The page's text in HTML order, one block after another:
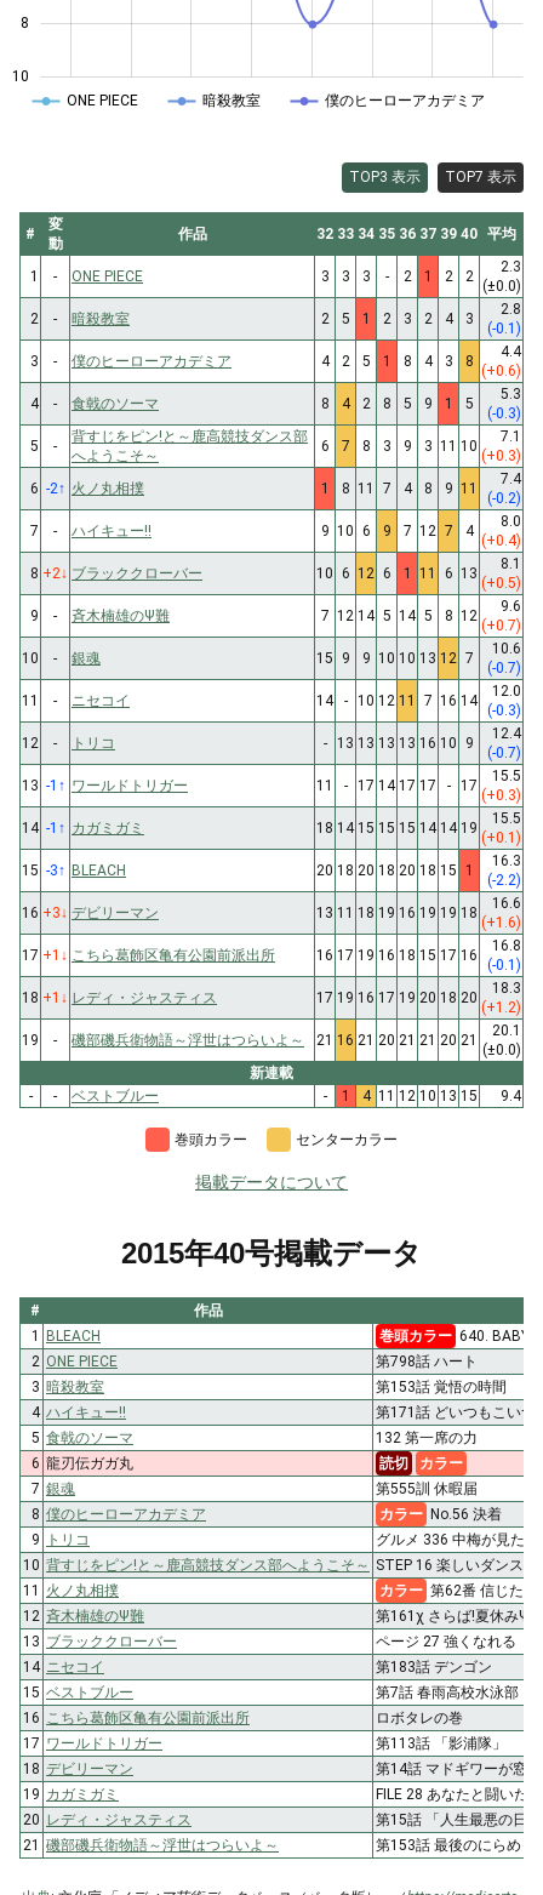
8
10
ONE PIECE 暗殺教室 僕のヒーローアカデミア
TOP3 表示 TOP7 表示
#
変
動
作品 32 33 34 35 36 37 39 40 平均
1 - ONE PIECE 3 3 3 - 2 1 2 2
2.3
(±0.0)
2
- 暗殺教室 2 5 1 2 3 2 4 3
2.8
(-0.1)
3
- 僕のヒーローアカデミア 4 2 5 1 8 4 3 8
4.4
(+0.6)
4
- 食戟のソーマ 8 4 2 8 5 9 1 5
5.3
(-0.3)
5
-
背すじをピン!と～鹿高競技ダンス部
へようこそ～
6 7 8 3 9 3 11 10
7.1
(+0.3)
6 -2↑ 火ノ丸相撲 1 8 11 7 4 8 9 11
7.4
(-0.2)
7
- ハイキュー!! 9 10 6 9 7 12 7 4
8.0
(+0.4)
8 +2↓ ブラッククローバー 10 6 12 6 1 11 6 13
8.1
(+0.5)
9
- 斉木楠雄のΨ難 7 12 14 5 14 5 8 12
9.6
(+0.7)
10
- 銀魂 15 9 9 10 10 13 12 7
10.6
(-0.7)
11
- ニセコイ 14 - 10 12 11 7 16 14
12.0
(-0.3)
12
- トリコ - 13 13 13 13 16 10 9
12.4
(-0.7)
13 -1 ↑ ワールドトリガー 11 - 17 14 17 17 - 17
15.5
(+0.3)
14 -1 ↑ カガミガミ 18 14 15 15 15 14 14 19
15.5
(+0.1)
15 -3↑ BLEACH 20 18 20 18 20 18 15 1
16.3
(-2.2)
16 +3↓ デビリーマン 13 11 18 19 16 19 19 18
16.6
(+1.6)
17 +1 ↓ こちら葛飾区亀有公園前派出所 16 17 19 16 18 15 17 16
16.8
(-0.1)
18 +1 ↓ レディ・ジャスティス 17 19 16 17 19 20 18 20
18.3
(+1.2)
19
- 磯部磯兵衛物語～浮世はつらいよ～ 21 16 21 20 21 21 20 21
20.1
(±0.0)
新連載
-
- ベストブルー - 1 4 11 12 10 13 15 9.4
巻頭カラー センターカラー
掲載データについて
2015年40号掲載データ
#
作品
1 BLEACH 巻頭カラー 640.
2 ONE PIECE
第798話 ハート
3 暗殺教室
第153話 覚悟の時間
4 ハイキュー!!
第171話 どいつもこいつ
5 食戟のソーマ
132 第一席の力
6 龍刃伝ガガ丸 読切
カラー
7 銀魂
第555訓 休暇届
8 僕のヒーローアカデミア カラー No.56 決着
9
トリコ
グルメ 336 中梅が見たも
10 背すじをピン!と～鹿高競技ダンス部へようこそ～ STEP 16 楽しいダンスを
11
火ノ丸相撲 カラー 第62番 信じた道
12 斉木楠雄のΨ難
第161χ さらば!夏休みΨ
13 ブラッククローバー
ページ 27 強くなれる
14 ニセコイ
第183話 デンゴン
15 ベストブルー
第7話 春雨高校水泳部
16
こちら葛飾区亀有公園前派出所
ロボタレの巻
17 ワールドトリガー
第113話 「影浦隊」
18 デビリーマン
第14話 マドギワーが窓
19 カガミガミ
FILE 28 あなたと闘いた
20 レディ・ジャスティス
第15話 「人生最悪の日
21 磯部磯兵衛物語～浮世はつらいよ～ 第153話 最後のにらめっ